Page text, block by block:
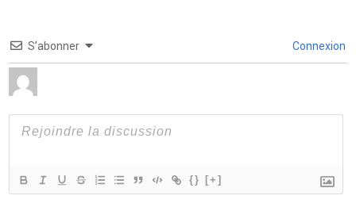
S’abonner Connexion
{} [+]